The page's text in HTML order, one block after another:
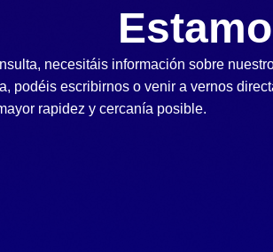
necesitáis información sobre
podéis escribirnos o venir a vernos
rapidez y cercanía posible.